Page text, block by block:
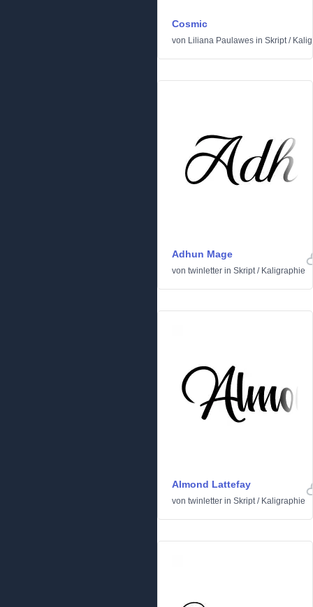
Cosmic
von Liliana Paulawes in Skript/
Adhun Mage
von twinletter in Skript/ Kaligraphie
Almond Lattefay
von twinletter in Skript/ Kaligraphie